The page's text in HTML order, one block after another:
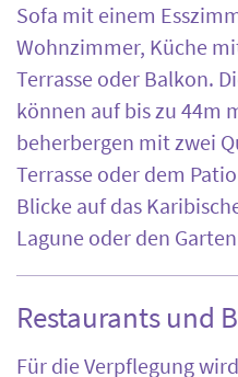
Sofa mit einem
Wohnzimmer, Küche
Terrasse oder Balkon.
können auf bis zu 44m
beherbergen mit zwei
Terrasse oder dem
Blicke auf das
Lagune oder den
Restaurants und
Für die Verpflegung